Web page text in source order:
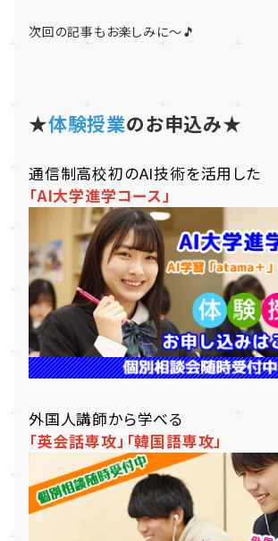
次回の記事もお楽しみに～🎵
★体験授業のお申込み★
通信制高校初のAI技術を活用した
「AI大学進学コース」
外国人講師から学べる
「英会話専攻」 「韓国語専攻」